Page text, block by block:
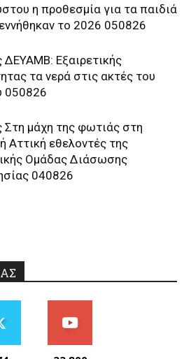
η προθεσμία για τα παιδιά
το 2026 050826
ΔΕΥΑΜΒ: Εξαιρετικής
τα νερά στις ακτές του
050826
Στη μάχη της φωτιάς στη
Αττική εθελοντές της
Ομάδας Διάσωσης
040826